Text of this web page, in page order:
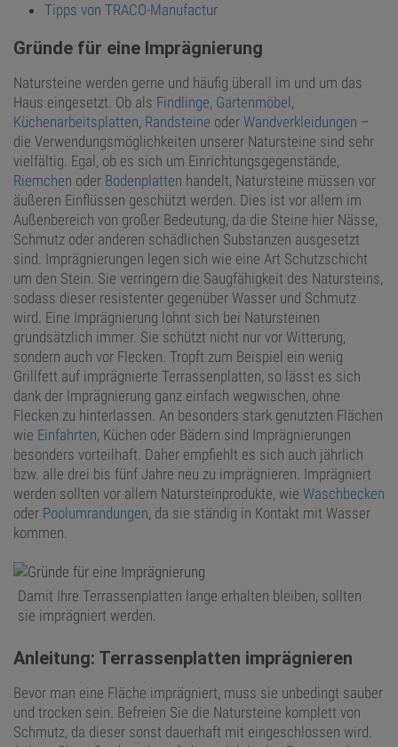
Tipps von TRACO-Manufactur
Gründe für eine Imprägnierung
Natursteine werden gerne und häufig überall im und um das
Haus eingesetzt. Ob als Findlinge, Gartenmöbel ,
Küchenarbeitsplatten, Randsteine oder Wandverkleidungen –
die Verwendungsmöglichkeiten unserer Natursteine sind sehr
vielfältig. Egal, ob es sich um Einrichtungsgegenstände,
Riemchen oder Bodenplatten handelt, Natursteine müssen vor
äußeren Einflüssen geschützt werden. Dies ist vor allem im
Außenbereich von großer Bedeutung, da die Steine hier Nässe,
Schmutz oder anderen schädlichen Substanzen ausgesetzt
sind. Imprägnierungen legen sich wie eine Art Schutzschicht
um den Stein. Sie verringern die Saugfähigkeit des Natursteins,
sodass dieser resistenter gegenüber Wasser und Schmutz
wird. Eine Imprägnierung lohnt sich bei Natursteinen
grundsätzlich immer. Sie schützt nicht nur vor Witterung,
sondern auch vor Flecken. Tropft zum Beispiel ein wenig
Grillfett auf imprägnierte Terrassenplatten, so lässt es sich
dank der Imprägnierung ganz einfach wegwischen, ohne
Flecken zu hinterlassen. An besonders stark genutzten Flächen
wie Einfahrten, Küchen oder Bädern sind Imprägnierungen
besonders vorteilhaft. Daher empfiehlt es sich auch jährlich
bzw. alle drei bis fünf Jahre neu zu imprägnieren. Imprägniert
werden sollten vor allem Natursteinprodukte, wie Waschbecken
oder Poolumrandungen, da sie ständig in Kontakt mit Wasser
kommen.
Damit Ihre Terrassenplatten lange erhalten bleiben, sollten
sie imprägniert werden.
Anleitung: Terrassenplatten imprägnieren
Bevor man eine Fläche imprägniert, muss sie unbedingt sauber
und trocken sein. Befreien Sie die Natursteine komplett von
Schmutz, da dieser sonst dauerhaft mit eingeschlossen wird.